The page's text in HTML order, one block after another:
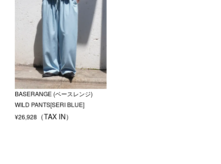
BASERANGE (ベースレンジ)
WILD PANTS[SERI BLUE]
¥26,928